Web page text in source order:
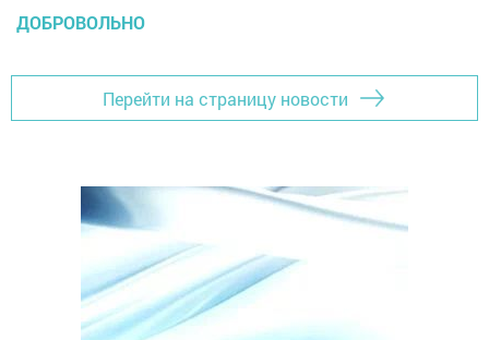
ДОБРОВОЛЬНО
Перейти на страницу новости